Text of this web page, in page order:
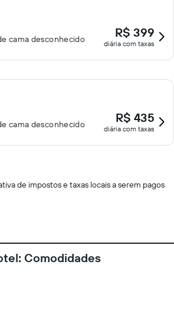
cama desconhecido R$ 399
diária com taxas
cama desconhecido R$ 435
diária com taxas
de impostos e taxas locais a serem pagos
Comodidades